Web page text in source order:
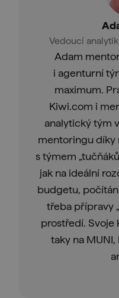
Vedoucí
Adam
i agenturní
maximum.
Kiwi.com i
analytický tým
mentoringu díky
s týmem
jak na ideální
budgetu,
třeba přípravy
prostředí. Svoje
taky na